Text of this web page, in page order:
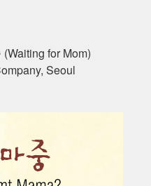
for Mom)
Seoul